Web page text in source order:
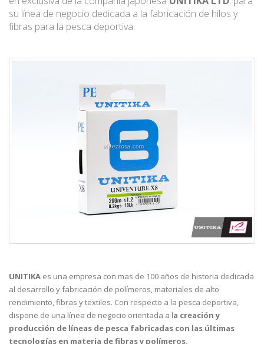
su línea de negocio dedicada a la fabricación de hilos y
fibras para la pesca deportiva.
UNITIKA es una empresa con mas de 100 años de historia dedicada
al desarrollo y fabricación de polímeros, materiales de alto
rendimiento, fibras y textiles. Con respecto a la pesca deportiva,
dispone de una línea de negocio orientada a la creación y
producción de líneas de pesca fabricadas con las últimas
tecnologías en materia de fibras y polímeros.